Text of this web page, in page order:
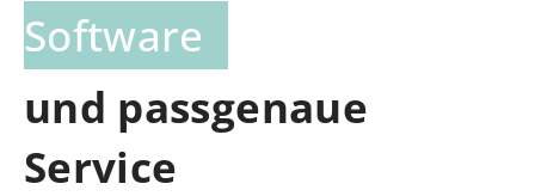
Software
und passgenaue
Service